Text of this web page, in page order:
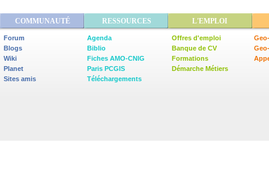
COMMUNAUTÉ RESSOURCES L'EMPLOI
Forum
Blogs
Wiki
Planet
Sites amis
Agenda
Biblio
Fiches AMO-CNIG
Paris PCGIS
Téléchargements
Offres d'emploi
Banque de CV
Formations
Démarche Métiers